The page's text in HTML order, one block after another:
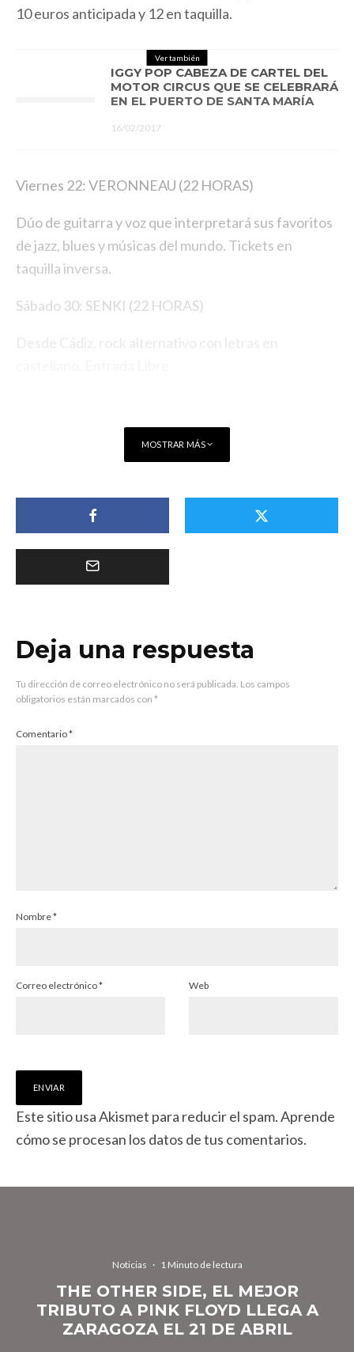
10 euros anticipada y 12 en taquilla.
Ver también
IGGY POP CABEZA DE CARTEL DEL
MOTOR CIRCUS QUE SE CELEBRARÁ
EN EL PUERTO DE SANTA MARÍA
16/02/2017
Viernes 22: VERONNEAU (22 HORAS)
Dúo de guitarra y voz que interpretará sus favoritos
de jazz, blues y músicas del mundo. Tickets en
taquilla inversa.
Sábado 30: SENKI (22 HORAS)
MOSTRAR MÁS
Deja una respuesta
Tu dirección de correo electrónico no será publicada. Los campos
obligatorios están marcados con *
Comentario*
Nombre*
Correo electrónico* Web
Este sitio usa Akismet para reducir el spam.Aprende
cómo se procesan los datos de tus comentarios.
Noticias · 1 Minuto de lectura
THE OTHER SIDE, EL MEJOR
TRIBUTO A PINK FLOYD LLEGA A
ZARAGOZA EL 21 DE ABRIL